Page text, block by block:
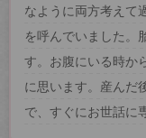
なように両方考えて
を呼んでいました。
す。お腹にいる時か
に思います。産んだ
で、すぐにお世話に